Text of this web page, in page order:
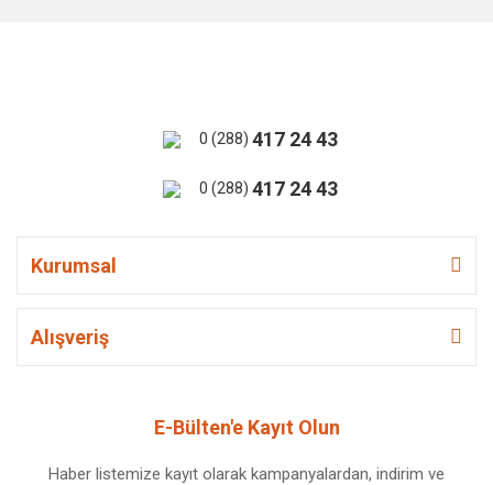
0 (288) 417 24 43
0 (288) 417 24 43
Kurumsal
Alışveriş
E-Bülten'e Kayıt Olun
Haber listemize kayıt olarak kampanyalardan, indirim ve